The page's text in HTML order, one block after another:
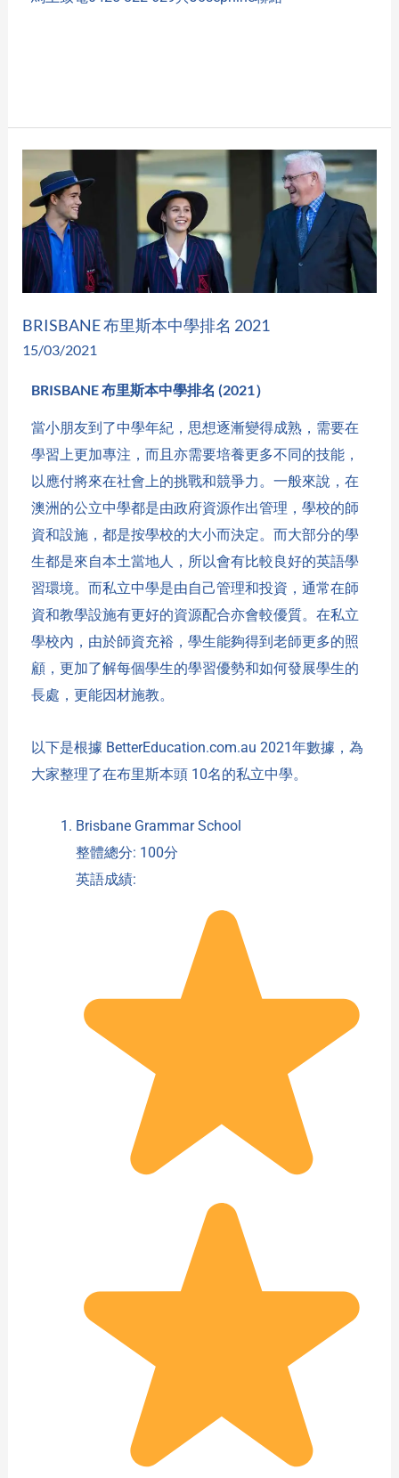
BRISBANE 布里斯本中學排名 2021
15/03/2021
BRISBANE 布里斯本中學排名 (2021）
當小朋友到了中學年紀，思想逐漸變得成熟，需要在
學習上更加專注，而且亦需要培養更多不同的技能，
以應付將來在社會上的挑戰和競爭力。一般來說，在
澳洲的公立中學都是由政府資源作出管理，學校的師
資和設施，都是按學校的大小而決定。而大部分的學
生都是來自本土當地人，所以會有比較良好的英語學
習環境。而私立中學是由自己管理和投資，通常在師
資和教學設施有更好的資源配合亦會較優質。在私立
學校內，由於師資充裕，學生能夠得到老師更多的照
顧，更加了解每個學生的學習優勢和如何發展學生的
長處，更能因材施教。
以下是根據 BetterEducation.com.au 2021年數據，為
大家整理了在布里斯本頭 10名的私立中學。
Brisbane Grammar School
整體總分: 100分
英語成績:
斯
中
學
排